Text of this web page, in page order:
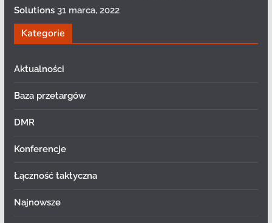
Solutions 31 marca, 2022
Kategorie
Aktualności
Baza przetargów
DMR
Konferencje
Łączność taktyczna
Najnowsze